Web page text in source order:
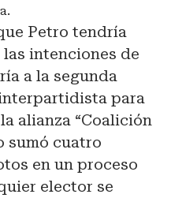
Petro tendría
las intenciones de
a la segunda
para
alianza “Coalición
sumó cuatro
en un proceso
elector se